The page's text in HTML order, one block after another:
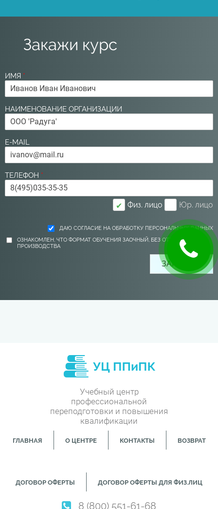
Закажи курс
ИМЯ *
НАИМЕНОВАНИЕ ОРГАНИЗАЦИИ
E-MAIL
ТЕЛЕФОН *
✔ Физ. лицо Юр. лицо
ДАЮ СОГЛАСИЕ НА ОБРАБОТКУ ПЕРСОНАЛЬНЫХ ДАННЫХ
ОЗНАКОМЛЕН, ЧТО ФОРМАТ ОБУЧЕНИЯ ЗАОЧНЫЙ, БЕЗ ОТРЫВА ОТ
ПРОИЗВОДСТВА
Учебный центр
профессиональной
переподготовки и повышения
квалификации
ГЛАВНАЯ О ЦЕНТРЕ КОНТАКТЫ ВОЗВРАТ
ДОГОВОР ОФЕРТЫ ДОГОВОР ОФЕРТЫ ДЛЯ ФИЗ.ЛИЦ
8 (800) 551-61-68